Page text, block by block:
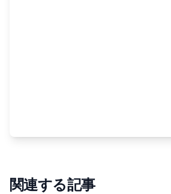
関連する記事